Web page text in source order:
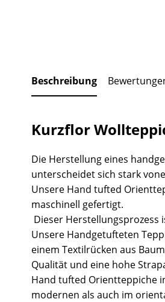
Beschreibung
Kurzflor
Die Herstellung eines
unterscheidet sich stark
Unsere Hand tufted
maschinell gefertigt.
Dieser Herstellungsprozess
Unsere Handgetufteten
einem Textilrücken aus
Qualität und eine hohe
Hand tufted Orientteppiche
modernen als auch im